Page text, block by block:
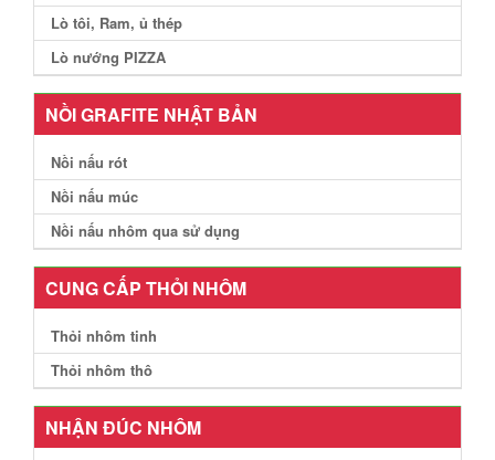
Lò tôi, Ram, ủ thép
Lò nướng PIZZA
NỒI GRAFITE NHẬT BẢN
Nồi nấu rót
Nồi nấu múc
Nồi nấu nhôm qua sử dụng
CUNG CẤP THỎI NHÔM
Thỏi nhôm tinh
Thỏi nhôm thô
NHẬN ĐÚC NHÔM